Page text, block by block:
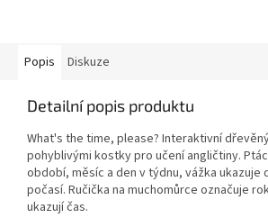
Popis Diskuze
Detailní popis produktu
What's the time, please? Interaktivní
pohyblivými kostky pro učení angličtiny.
období, měsíc a den v týdnu, vážka ukazuje
počasí. Ručička na muchomůrce označuje
ukazují čas.